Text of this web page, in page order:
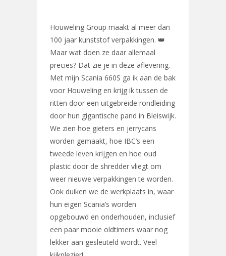
Houweling Group maakt al meer dan
100 jaar kunststof verpakkingen. 👑
Maar wat doen ze daar allemaal
precies? Dat zie je in deze aflevering.
Met mijn Scania 660S ga ik aan de bak
voor Houweling en krijg ik tussen de
ritten door een uitgebreide rondleiding
door hun gigantische pand in Bleiswijk.
We zien hoe gieters en jerrycans
worden gemaakt, hoe IBC’s een
tweede leven krijgen en hoe oud
plastic door de shredder vliegt om
weer nieuwe verpakkingen te worden.
Ook duiken we de werkplaats in, waar
hun eigen Scania’s worden
opgebouwd en onderhouden, inclusief
een paar mooie oldtimers waar nog
lekker aan gesleuteld wordt. Veel